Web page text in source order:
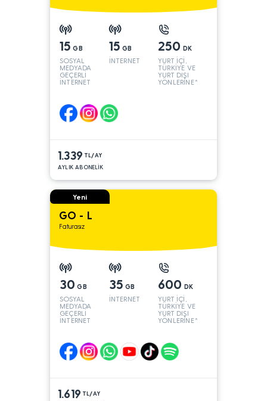
15 GB
SOSYAL
MEDYADA
GEÇERLİ
İNTERNET
15 GB
İNTERNET
250 DK
YURT İÇİ,
TÜRKİYE VE
YURT DIŞI
YÖNLERİNE*
1.339 TL/AY
AYLIK ABONELİK
Yeni
GO - L
Faturasız
30 GB
SOSYAL
MEDYADA
GEÇERLİ
İNTERNET
35 GB
İNTERNET
600 DK
YURT İÇİ,
TÜRKİYE VE
YURT DIŞI
YÖNLERİNE*
1.619 TL/AY